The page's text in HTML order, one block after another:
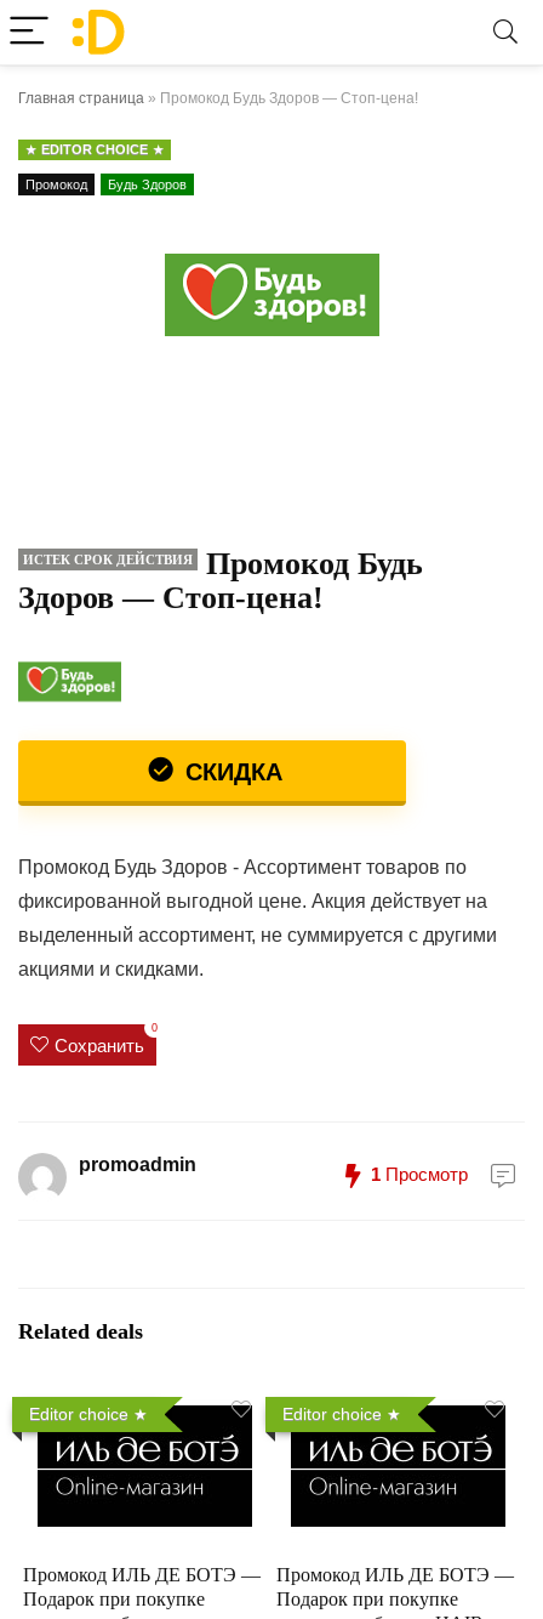
Главная страница » Промокод Будь Здоров — Стоп-цена!
EDITOR CHOICE
Промокод Будь Здоров
ИСТЕК СРОК ДЕЙСТВИЯ
Промокод Будь
Здоров — Стоп-цена!
СКИДКА
Промокод Будь Здоров - Ассортимент товаров по
фиксированной выгодной цене. Акция действует на
выделенный ассортимент, не суммируется с другими
акциями и скидками.
Сохранить
0
promoadmin 1 Просмотр
Related deals
Editor choice
Промокод ИЛЬ ДЕ БОТЭ —
Подарок при покупке
Editor choice
Промокод ИЛЬ ДЕ БОТЭ —
Подарок при покупке